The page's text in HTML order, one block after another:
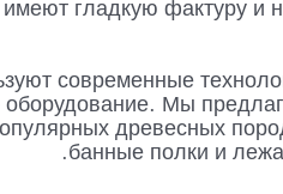
гладкую фактуру и
современные
Мы
древесных
банные полки и